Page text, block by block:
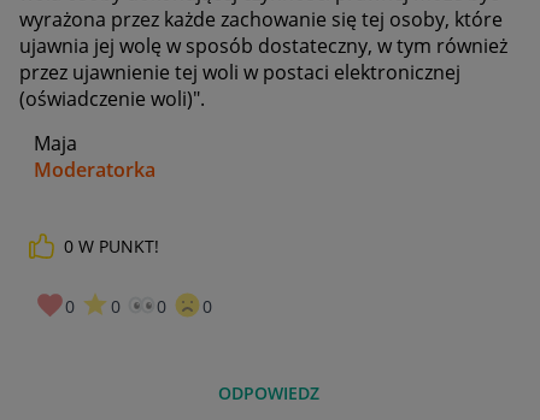
wyrażona przez każde zachowanie się tej osoby, które
ujawnia jej wolę w sposób dostateczny, w tym również
przez ujawnienie tej woli w postaci elektronicznej
(oświadczenie woli)".
Maja
Moderatorka
_____________
0 W PUNKT!
0 0 0 0
ODPOWIEDZ